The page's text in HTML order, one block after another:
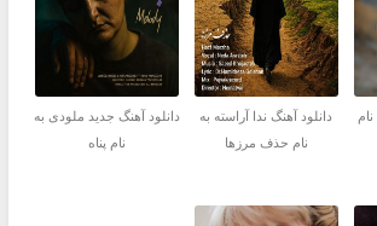
دانلود آهنگ ندا آراسته به
نام حذف مرزها
دانلود آهنگ جديد ملودی به
نام پناه